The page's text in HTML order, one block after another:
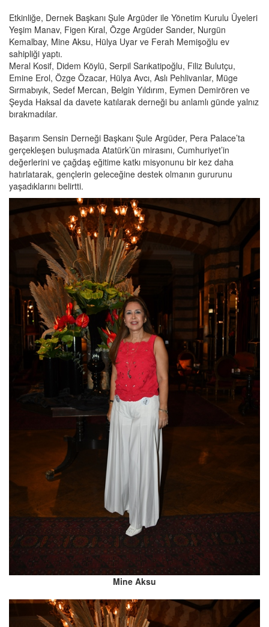
Etkinliğe, Dernek Başkanı Şule Argüder ile Yönetim Kurulu Üyeleri
Yeşim Manav, Figen Kıral, Özge Argüder Sander, Nurgün
Kemalbay, Mine Aksu, Hülya Uyar ve Ferah Memişoğlu ev
sahipliği yaptı.
Meral Kosif, Didem Köylü, Serpil Sarıkatipoğlu, Filiz Bulutçu,
Emine Erol, Özge Özacar, Hülya Avcı, Aslı Pehlivanlar, Müge
Sırmabıyık, Sedef Mercan, Belgin Yıldırım, Eymen Demirören ve
Şeyda Haksal da davete katılarak derneği bu anlamlı günde yalnız
bırakmadılar.
Başarım Sensin Derneği Başkanı Şule Argüder, Pera Palace’ta
gerçekleşen buluşmada Atatürk’ün mirasını, Cumhuriyet’in
değerlerini ve çağdaş eğitime katkı misyonunu bir kez daha
hatırlatarak, gençlerin geleceğine destek olmanın gururunu
yaşadıklarını belirtti.
Mine Aksu